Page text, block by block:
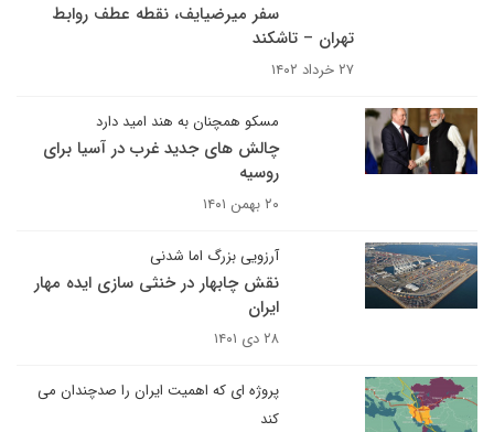
سفر میرضیایف، نقطه عطف روابط
تهران – تاشکند
۲۷ خرداد ۱۴۰۲
مسکو همچنان به هند امید دارد
چالش های جدید غرب در آسیا برای
روسیه
۲۰ بهمن ۱۴۰۱
آرزویی بزرگ اما شدنی
نقش چابهار در خنثی سازی ایده‌ مهار
ایران
۲۸ دی ۱۴۰۱
پروژه ای که اهمیت ایران را صدچندان می
کند